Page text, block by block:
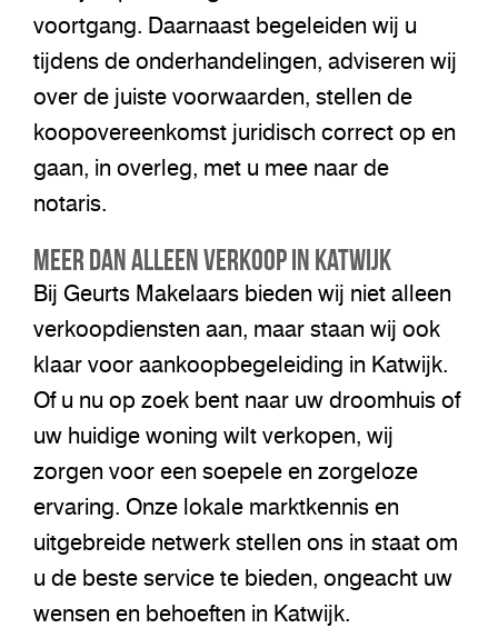
voortgang. Daarnaast begeleiden wij u
tijdens de onderhandelingen, adviseren wij
over de juiste voorwaarden, stellen de
koopovereenkomst juridisch correct op en
gaan, in overleg, met u mee naar de
notaris.
Meer dan Alleen Verkoop in Katwijk
Bij Geurts Makelaars bieden wij niet alleen
verkoopdiensten aan, maar staan wij ook
klaar voor aankoopbegeleiding in Katwijk.
Of u nu op zoek bent naar uw droomhuis of
uw huidige woning wilt verkopen, wij
zorgen voor een soepele en zorgeloze
ervaring. Onze lokale marktkennis en
uitgebreide netwerk stellen ons in staat om
u de beste service te bieden, ongeacht uw
wensen en behoeften in Katwijk.